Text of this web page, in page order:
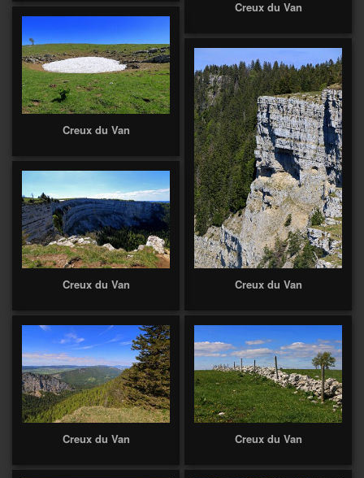
Creux du Van
Creux du Van
Creux du Van
Creux du Van
Creux du Van Creux du Van